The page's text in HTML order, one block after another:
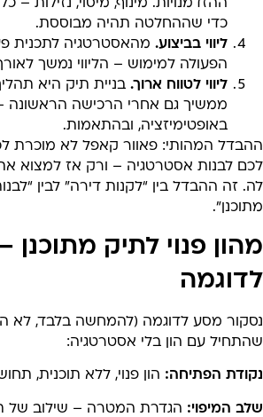
ההזדמנויות. מינוף, מיסוי, נזילות –
כדי שההחלטה תהיה מבוססת.
ליווי בביצוע.מהאסטרטגיה לתכנית
הפעולה למימוש – הליווי נמשך
ליווי לטווח ארוך.בניית תיק היא תהליך,
ממשיך גם אחרי הרכישה הראשונה
באופטימיזציה, ובהתאמות.
המהותי: פאוור קאפל לא מוכרת
לבנות אסטרטגיה – ורק אז למצוא
זה ההבדל בין “לקנות דירה” לבין
פנוי לתיק מתוכנן
מסע לדוגמה (להמחשה בלבד, לא
עם הון בלי אסטרטגיה:
הפתיחה:הון פנוי, ללא תוכנית,
המיפוי:הגדרת המטרה – שילוב של